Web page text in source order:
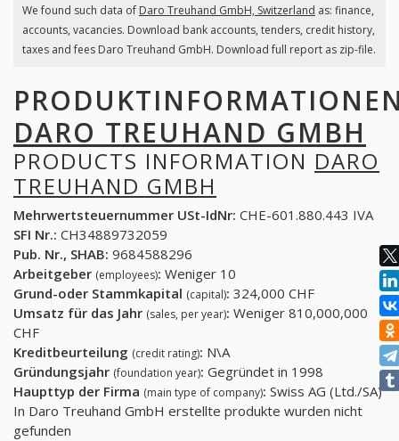
We found such data of Daro Treuhand GmbH, Switzerland as: finance,
accounts, vacancies. Download bank accounts, tenders, credit history,
taxes and fees Daro Treuhand GmbH. Download full report as zip-file.
DARO TREUHAND GMBH
PRODUCTS INFORMATION DARO
TREUHAND GMBH
Mehrwertsteuernummer USt-IdNr: CHE-601.880.443 IVA
SFI Nr.: CH34889732059
Pub. Nr., SHAB: 9684588296
Arbeitgeber (employees): Weniger 10
Grund-oder Stammkapital (capital): 324,000 CHF
Umsatz für das Jahr (sales, per year): Weniger 810,000,000
CHF
Kreditbeurteilung (credit rating): N\A
Gründungsjahr (foundation year): Gegründet in 1998
Haupttyp der Firma (main type of company): Swiss AG (Ltd./SA)
In Daro Treuhand GmbH erstellte produkte wurden nicht
gefunden